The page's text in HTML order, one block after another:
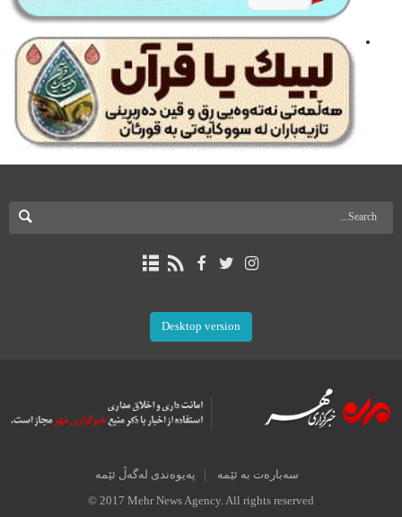
Desktop version
سەبارەت بە ئێمە پەیوەندی لەگەڵ ئێمە
© 2017 Mehr News Agency. All rights reserved